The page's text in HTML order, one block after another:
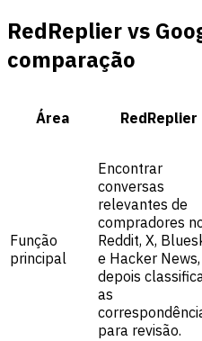
RedReplier vs
comparação
Área RedReplier
Função
principal
Encontrar
conversas
relevantes de
compradores
Reddit, X,
e Hacker
depois
as
para revisão.